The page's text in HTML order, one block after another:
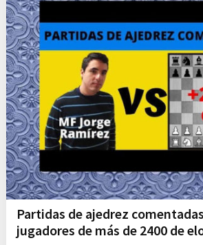
Partidas de ajedrez
jugadores de más de 2400 de